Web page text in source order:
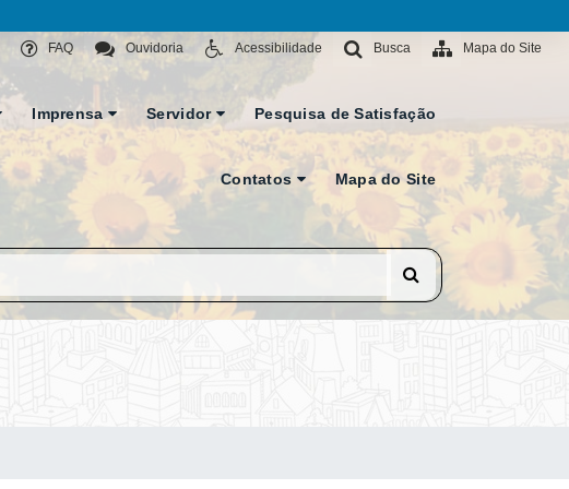
Mapa do Site
Busca
Acessibilidade
Ouvidoria
FAQ
Imprensa Servidor Pesquisa de Satisfação
Contatos Mapa do Site